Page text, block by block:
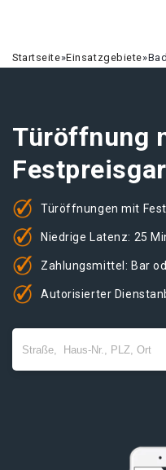
Startseite»Einsatzgebiete»
Türöffnung
Türöffnungen mit
Niedrige Latenz: 25
Zahlungsmittel: Bar
Autorisierter